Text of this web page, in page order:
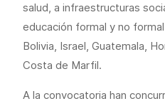
salud, a infraestructuras
educación formal y no
Bolivia, Israel, Guatemala,
Costa de Marfil.
A la convocatoria han